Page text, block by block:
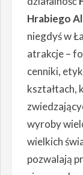
Hrabiego
niegdyś w
atrakcje –
cenniki,
kształtach,
wyroby
wielkich
pozwalają